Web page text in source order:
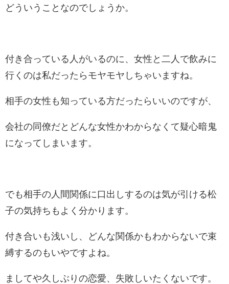
どういうことなのでしょうか。
付き合っている人がいるのに、女性と二人で飲みに
行くのは私だったらモヤモヤしちゃいますね。
相手の女性も知っている方だったらいいのですが、
会社の同僚だとどんな女性かわからなくて疑心暗鬼
になってしまいます。
でも相手の人間関係に口出しするのは気が引ける松
子の気持ちもよく分かります。
付き合いも浅いし、どんな関係かもわからないで束
縛するのもいやですよね。
ましてや久しぶりの恋愛、失敗しいたくないです。